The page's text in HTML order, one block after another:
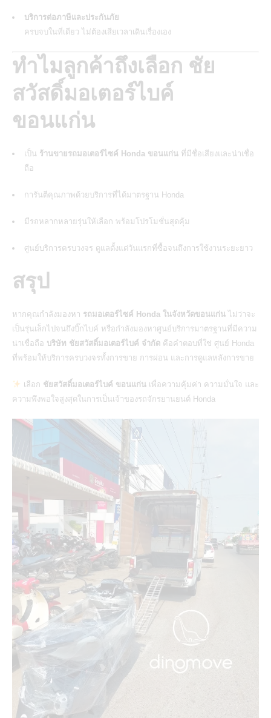
บริการต่อภาษีและประกันภัย
ครบจบในที่เดียว ไม่ต้องเสียเวลาเดินเรื่องเอง
ทำไมลูกค้าถึงเลือก ชัย
สวัสดิ์มอเตอร์ไบค์
ขอนแก่น
เป็น ร้านขายรถมอเตอร์ไซค์ Honda ขอนแก่น ที่มีชื่อเสียงและน่าเชื่อ
ถือ
การันตีคุณภาพด้วยบริการที่ได้มาตรฐาน Honda
มีรถหลากหลายรุ่นให้เลือก พร้อมโปรโมชั่นสุดคุ้ม
ศูนย์บริการครบวงจร ดูแลตั้งแต่วันแรกที่ซื้อจนถึงการใช้งานระยะยาว
สรุป
หากคุณกำลังมองหา รถมอเตอร์ไซค์ Honda ในจังหวัดขอนแก่น ไม่ว่าจะ
เป็นรุ่นเล็กไปจนถึงบิ๊กไบค์ หรือกำลังมองหาศูนย์บริการมาตรฐานที่มีความ
น่าเชื่อถือ บริษัท ชัยสวัสดิ์มอเตอร์ไบค์ จำกัด คือคำตอบที่ใช่ ศูนย์ Honda
ที่พร้อมให้บริการครบวงจรทั้งการขาย การผ่อน และการดูแลหลังการขาย
เลือก ชัยสวัสดิ์มอเตอร์ไบค์ ขอนแก่นเพื่อความคุ้มค่า ความมั่นใจ และ
ความพึงพอใจสูงสุดในการเป็นเจ้าของรถจักรยานยนต์ Honda